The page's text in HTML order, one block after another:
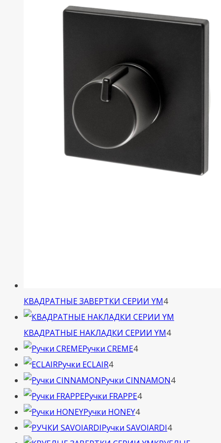
КВАДРАТНЫЕ ЗАВЕРТКИ СЕРИИ YM44
товара
КВАДРАТНЫЕ НАКЛАДКИ СЕРИИ YM44
Ручки CREME44
Ручки ECLAIR44
товара
Ручки CINNAMON44
Ручки FRAPPE44
Ручки HONEY44
товара
Ручки SAVOIARDI44